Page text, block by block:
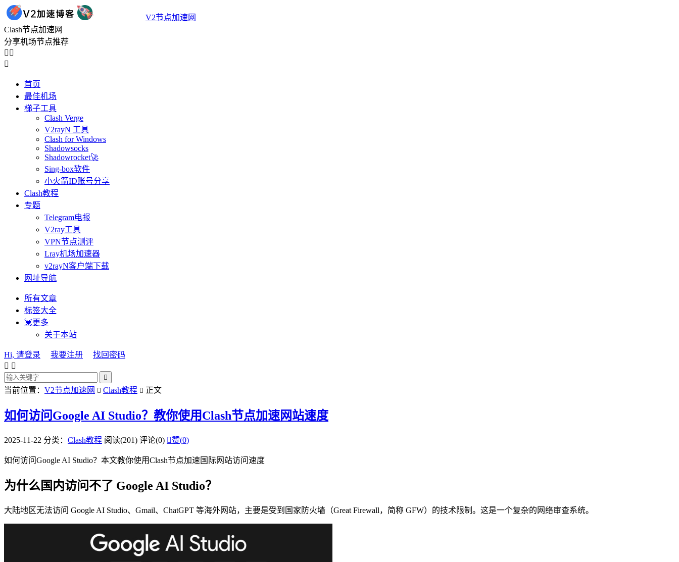
V2节点加速网
Clash节点加速网
分享机场节点推荐
 

首页
最佳机场
梯子工具
Clash Verge
V2rayN 工具
Clash for Windows
Shadowsocks
Shadowrocket🚀
Sing-box软件
小火箭ID账号分享
Clash教程
专题
Telegram电报
V2ray工具
VPN节点测评
Lray机场加速器
v2rayN客户端下载
网址导航
所有文章
标签大全
💓更多
关于本站
Hi, 请登录 我要注册
找回密码
 

当前位置： V2节点加速网  Clash教程  正文
如何访问Google AI Studio？教你使用Clash节点加速网站速度
2025-11-22 分类： Clash教程 阅读(201) 评论(0) 赞(0)
如何访问Google AI Studio？本文教你使用Clash节点加速国际网站访问速度
为什么国内访问不了 Google AI Studio？
大陆地区无法访问 Google AI Studio、Gmail、ChatGPT 等海外网站，主要是受到国家防火墙（Great Firewall，简称 GFW）的技术限制。这是一个复杂的网络审查系统。